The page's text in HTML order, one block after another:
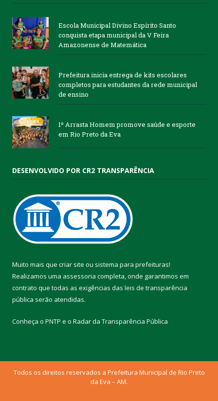
Escola Municipal Divino Espírito Santo
conquista etapa municipal da V Feira
Amazonense de Matemática
Prefeitura inicia entrega de kits escolares
completos para estudantes da rede municipal
de ensino
1º Arrasta Homem promove saúde e esporte
em Rio Preto da Eva
DESENVOLVIDO POR CR2 TRANSPARÊNCIA
Muito mais que criar site ou sistema para prefeituras!
Realizamos uma assessoria completa, onde garantimos em
contrato que todas as exigências das leis de transparência
pública serão atendidas.
Conheça o PNTP e o Radar da Transparência Pública
Todos os direitos reservados a Prefeitura Municipal de Rio Preto
da Eva – AM.